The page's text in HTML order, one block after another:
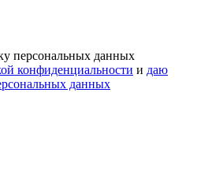
персональных данных
конфиденциальности и даю
данных